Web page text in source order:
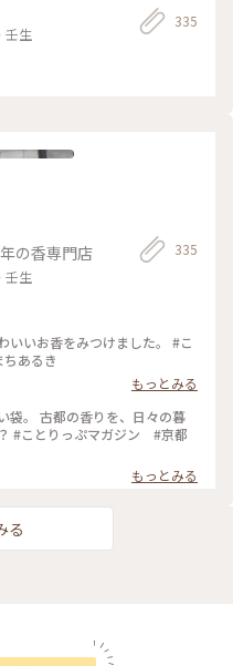
壬生
335
の香専門店
壬生
335
いお香をみつけました。 #こ
あるき
もっとみる
袋。 古都の香りを、日々の暮
もっとみる
る